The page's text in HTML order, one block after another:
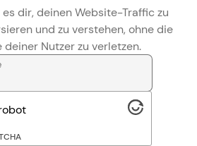
dir, deinen Website-Traffic zu
und zu verstehen, ohne die
deiner Nutzer zu verletzen.